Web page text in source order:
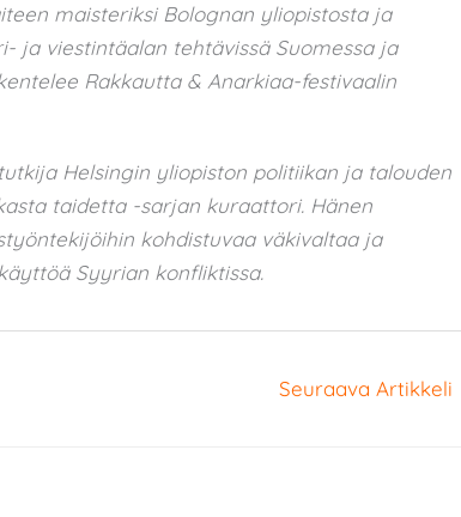
maisteriksi Bolognan yliopistosta ja
ja viestintäalan tehtävissä Suomessa ja
Rakkautta & Anarkiaa-festivaalin
Helsingin yliopiston politiikan ja talouden
taidetta -sarjan kuraattori. Hänen
kohdistuvaa väkivaltaa ja
Syyrian konfliktissa.
Seuraava Artikkeli